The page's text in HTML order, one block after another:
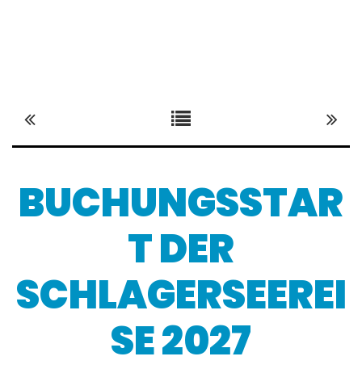
BUCHUNGSSTAR
T DER
SCHLAGERSEEREI
SE 2027